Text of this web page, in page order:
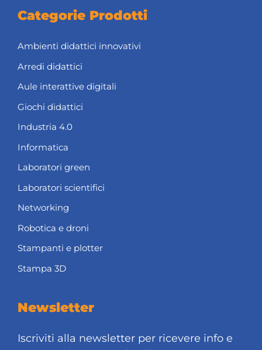
Categorie Prodotti
Ambienti didattici innovativi
Arredi didattici
Aule interattive digitali
Giochi didattici
Industria 4.0
Informatica
Laboratori green
Laboratori scientifici
Networking
Robotica e droni
Stampanti e plotter
Stampa 3D
Newsletter
Iscriviti alla newsletter per ricevere info e